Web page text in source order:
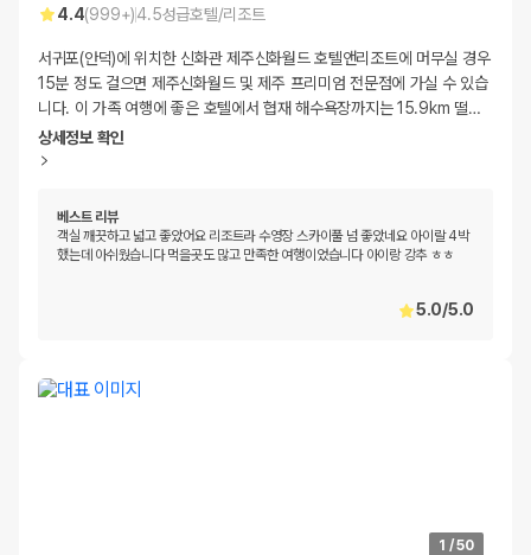
4.4(999+)4.5성급호텔/리조트
서귀포(안덕)에 위치한 신화관 제주신화월드 호텔앤리조트에 머무실 경우
15분 정도 걸으면 제주신화월드 및 제주 프리미엄 전문점에 가실 수 있습
니다. 이 가족 여행에 좋은 호텔에서 협재 해수욕장까지는 15.9km 떨…
상세정보 확인
베스트 리뷰
객실 깨끗하고 넓고 좋았어요 리조트라 수영장 스카이풀 넘 좋았네요 아이랄 4박
했는데 아쉬웠습니다 먹을곳도 많고 만족한 여행이었습니다 아이랑 강추 ㅎㅎ
5.0/5.0
1 /50